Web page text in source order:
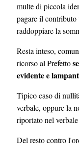
multe di piccola
pagare il
raddoppiare la
Resta inteso,
ricorso al Prefetto
evidente e
Tipico caso di
verbale, oppure la
riportato nel
Del resto contro